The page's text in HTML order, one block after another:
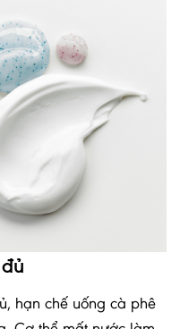
hạn chế uống cà phê